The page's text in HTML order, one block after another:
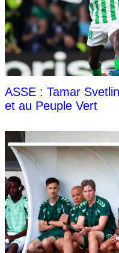
ASSE : Tamar
et au Peuple Vert